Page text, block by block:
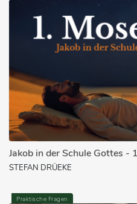
Jakob in der Schule Gottes -
STEFAN DRÜEKE
Praktische Fragen